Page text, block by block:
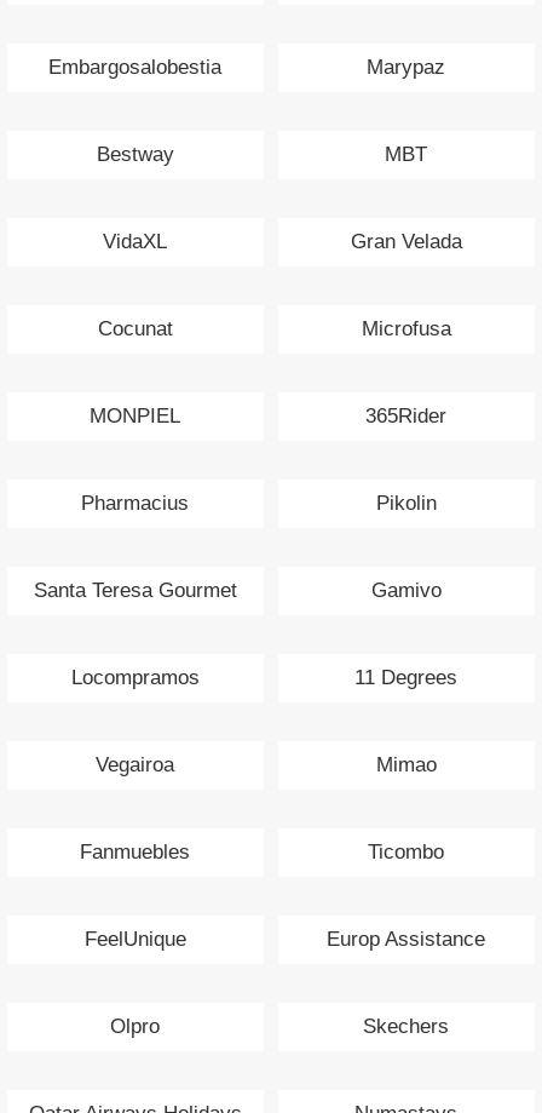
Embargosalobestia Marypaz
Bestway MBT
VidaXL Gran Velada
Cocunat Microfusa
MONPIEL 365Rider
Pharmacius Pikolin
Santa Teresa Gourmet Gamivo
Locompramos 11 Degrees
Vegairoa Mimao
Fanmuebles Ticombo
FeelUnique Europ Assistance
Olpro Skechers